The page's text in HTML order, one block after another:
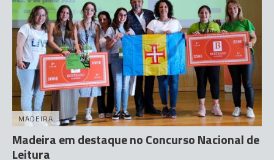
MADEIRA
Madeira em destaque no Concurso Nacional de
Leitura